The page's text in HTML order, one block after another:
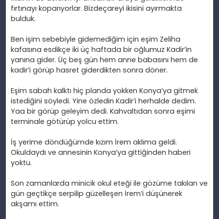
fırtınayı koparıyorlar. Bizdeçareyi ikisini ayırmakta
bulduk.
Ben işim sebebiyle gidemediğim için eşim Zeliha
kafasına esdikçe iki üç haftada bir oğlumuz Kadir’in
yanına gider. Üç beş gün hem anne babasını hem de
kadir’i görüp hasret giderdikten sonra döner.
Eşim sabah kalktı hiç planda yokken Konya’ya gitmek
istediğini söyledi. Yine özledin Kadir’i herhalde dedim.
Yaa bir görüp geleyim dedi. Kahvaltıdan sonra eşimi
terminale götürüp yolcu ettim.
İş yerime döndüğümde kızım İrem aklıma geldi.
Okuldaydı ve annesinin Konya’ya gittiğinden haberi
yoktu.
Son zamanlarda minicik okul eteği ile gözüme takılan ve
gün geçtikçe serpilip güzelleşen İrem’i düşünerek
akşamı ettim.